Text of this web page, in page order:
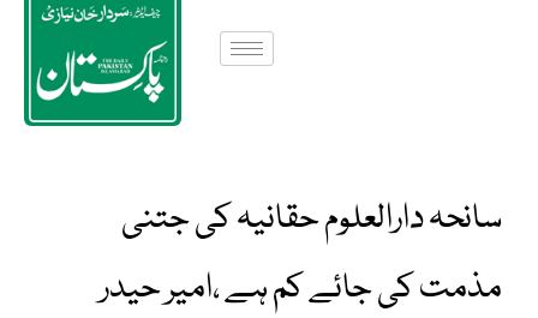
سانحہ دارالعلوم حقانیہ کی جتنی
مذمت کی جائے کم ہے ،امیر حیدر